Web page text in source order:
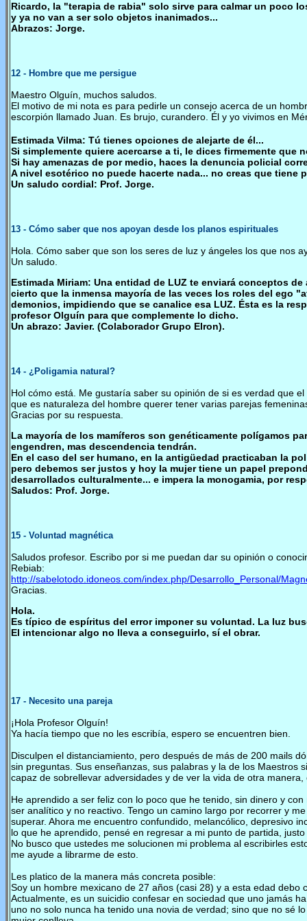
Ricardo, la "terapia de rabia" solo sirve para calmar un poco
y ya no van a ser solo objetos inanimados...
Abrazos: Jorge.
12 - Hombre que me persigue
Maestro Olguín, muchos saludos.
El motivo de mi nota es para pedirle un consejo acerca de un
escorpión llamado Juan. Es brujo, curandero. Él y yo vivimos en
Estimada Vilma: Tú tienes opciones de alejarte de él...
Si simplemente quiere acercarse a ti, le dices firmemente que
Si hay amenazas de por medio, haces la denuncia policial
A nivel esotérico no puede hacerte nada... no creas que tiene
Un saludo cordial: Prof. Jorge.
13 - Cómo saber que nos apoyan desde los planos espirituales
Hola. Cómo saber que son los seres de luz y ángeles los que nos
Un saludo.
Estimada Miriam: Una entidad de LUZ te enviará conceptos
cierto que la inmensa mayoría de las veces los roles del ego
demonios, impidiendo que se canalice esa LUZ. Ésta es la
profesor Olguín para que complemente lo dicho.
Un abrazo: Javier. (Colaborador Grupo Elron).
14- ¿Poligamia natural?
Hol cómo está. Me gustaría saber su opinión de si es verdad que
que es naturaleza del hombre querer tener varias parejas
Gracias por su respuesta.
La mayoría de los mamíferos son genéticamente polígamos
engendren, mas descendencia tendrán.
En el caso del ser humano, en la antigüedad practicaban la
pero debemos ser justos y hoy la mujer tiene un papel
desarrollados culturalmente... e impera la monogamia, por
Saludos: Prof. Jorge.
15 - Voluntad magnética
Saludos profesor. Escribo por si me puedan dar su opinión o
Rebiab:
http://sabelotodo.idoneos.com/index.php/Desarrollo_Personal/
Gracias.
Hola.
Es típico de espíritus del error imponer su voluntad. La luz
El intencionar algo no lleva a conseguirlo, sí el obrar.
17 - Necesito una pareja
¡Hola Profesor Olguín!
Ya hacía tiempo que no les escribía, espero se encuentren bien.
Disculpen el distanciamiento, pero después de más de 200 mails
sin preguntas. Sus enseñanzas, sus palabras y la de los
capaz de sobrellevar adversidades y de ver la vida de otra
He aprendido a ser feliz con lo poco que he tenido, sin dinero y
ser analítico y no reactivo. Tengo un camino largo por recorrer y
superar. Ahora me encuentro confundido, melancólico, depresivo
lo que he aprendido, pensé en regresar a mi punto de partida,
No busco que ustedes me solucionen mi problema al escribirles
me ayude a librarme de esto.
Les platico de la manera más concreta posible:
Soy un hombre mexicano de 27 años (casi 28) y a esta edad
Actualmente, es un suicidio confesar en sociedad que uno jamás
uno no solo nunca ha tenido una novia de verdad; sino que no sé